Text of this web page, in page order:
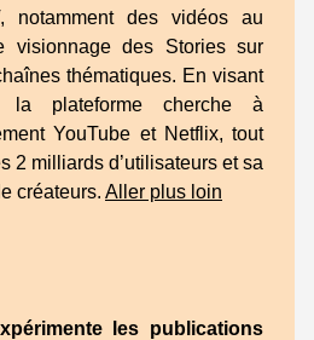
notamment des vidéos au
visionnage des Stories sur
thématiques. En visant
la plateforme cherche à
YouTube et Netflix, tout
2 milliards d’utilisateurs et sa
créateurs. Aller plus loin
les publications